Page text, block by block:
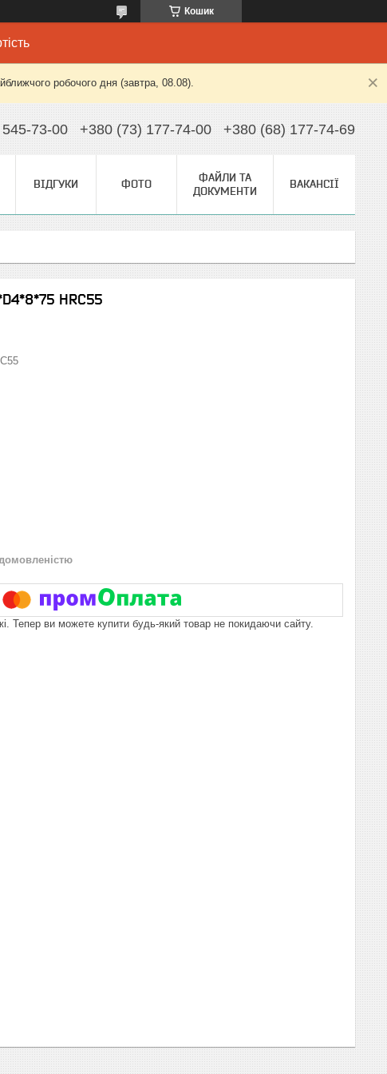
Кошик
робочого дня (завтра, 08.08).
73-00 +380 (73) 177-74-00 +380 (68) 177-74-69
ВІДГУКИ ФОТО
ФАЙЛИ ТА
ДОКУМЕНТИ
ВАКАНСІЇ
HRC55
Тепер ви можете купити будь-який товар не покидаючи сайту.